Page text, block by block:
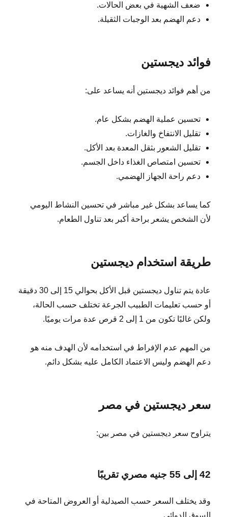
ضعف الشهية في بعض الحالات.
دعم الهضم بعد الوجبات الثقيلة.
فوائد ديجستين
من أهم فوائد ديجستين أنه يساعد على:
تحسين عملية الهضم بشكل عام.
تقليل الانتفاخ والغازات.
تقليل الشعور بثقل المعدة بعد الأكل.
تحسين امتصاص الغذاء داخل الجسم.
دعم راحة الجهاز الهضمي.
كما يساعد بشكل غير مباشر في تحسين النشاط اليومي
لأن الشخص يشعر براحة أكبر بعد تناول الطعام.
طريقة استخدام ديجستين
عادة يتم تناول ديجستين قبل الأكل بحوالي 15 إلى 30 دقيقة
أو حسب تعليمات الطبيب الجرعة تختلف حسب الحالة،
ولكن غالبًا تكون من 1 إلى 2 قرص عدة مرات يوميًا.
من المهم عدم الإفراط في استخدامه لأن الهدف منه هو
دعم الهضم وليس الاعتماد الكامل عليه بشكل دائم.
سعر ديجستين في مصر
يتراوح سعر ديجستين في مصر بين:
42 إلى 55 جنيه مصري تقريبًا
وقد يختلف السعر حسب الصيدلية أو العروض المتاحة في
السوق الدوائي.